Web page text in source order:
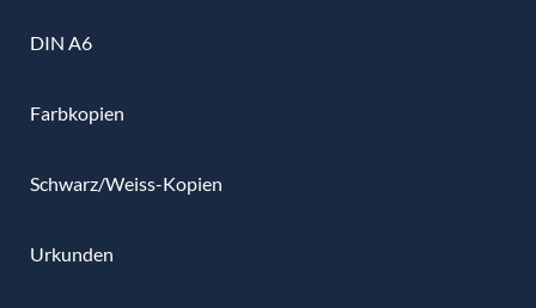
DIN A6
Farbkopien
Schwarz/Weiss-Kopien
Urkunden